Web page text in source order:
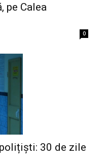
pe Calea
0
30 de zile